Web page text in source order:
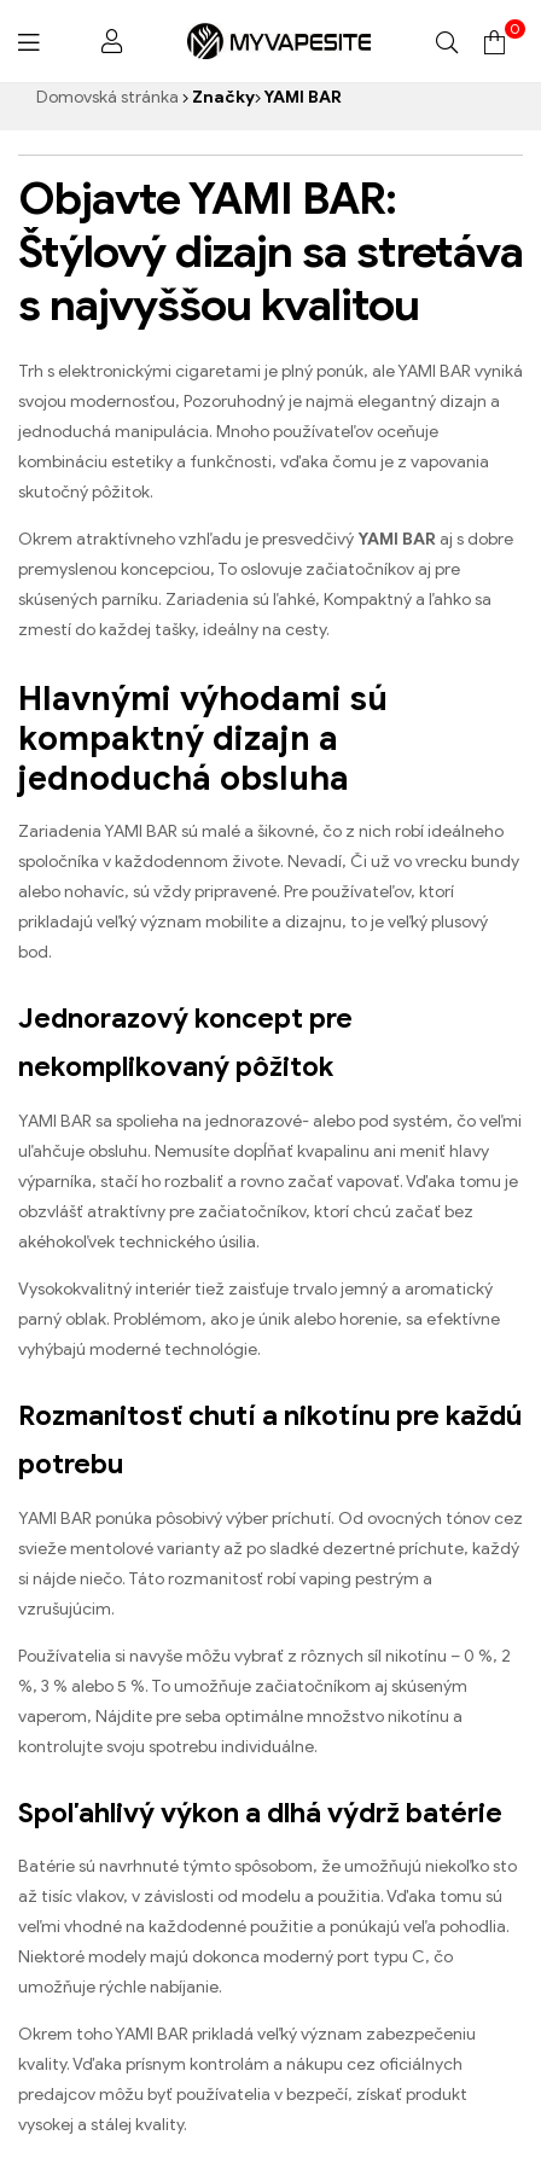
Myvapesite.de
0
Domovská stránka Značky YAMI BAR
Objavte YAMI BAR:
Štýlový dizajn sa stretáva
s najvyššou kvalitou
Trh s elektronickými cigaretami je plný ponúk, ale YAMI BAR vyniká
svojou modernosťou, Pozoruhodný je najmä elegantný dizajn a
jednoduchá manipulácia. Mnoho používateľov oceňuje
kombináciu estetiky a funkčnosti, vďaka čomu je z vapovania
skutočný pôžitok.
Okrem atraktívneho vzhľadu je presvedčivý YAMI BAR aj s dobre
premyslenou koncepciou, To oslovuje začiatočníkov aj pre
skúsených parníku. Zariadenia sú ľahké, Kompaktný a ľahko sa
zmestí do každej tašky, ideálny na cesty.
Hlavnými výhodami sú
kompaktný dizajn a
jednoduchá obsluha
Zariadenia YAMI BAR sú malé a šikovné, čo z nich robí ideálneho
spoločníka v každodennom živote. Nevadí, Či už vo vrecku bundy
alebo nohavíc, sú vždy pripravené. Pre používateľov, ktorí
prikladajú veľký význam mobilite a dizajnu, to je veľký plusový
bod.
Jednorazový koncept pre
nekomplikovaný pôžitok
YAMI BAR sa spolieha na jednorazové- alebo pod systém, čo veľmi
uľahčuje obsluhu. Nemusíte dopĺňať kvapalinu ani meniť hlavy
výparníka, stačí ho rozbaliť a rovno začať vapovať. Vďaka tomu je
obzvlášť atraktívny pre začiatočníkov, ktorí chcú začať bez
akéhokoľvek technického úsilia.
Vysokokvalitný interiér tiež zaisťuje trvalo jemný a aromatický
parný oblak. Problémom, ako je únik alebo horenie, sa efektívne
vyhýbajú moderné technológie.
Rozmanitosť chutí a nikotínu pre každú
potrebu
YAMI BAR ponúka pôsobivý výber príchutí. Od ovocných tónov cez
svieže mentolové varianty až po sladké dezertné príchute, každý
si nájde niečo. Táto rozmanitosť robí vaping pestrým a
vzrušujúcim.
Používatelia si navyše môžu vybrať z rôznych síl nikotínu – 0 %, 2
%, 3 % alebo 5 %. To umožňuje začiatočníkom aj skúseným
vaperom, Nájdite pre seba optimálne množstvo nikotínu a
kontrolujte svoju spotrebu individuálne.
Spoľahlivý výkon a dlhá výdrž batérie
Batérie sú navrhnuté týmto spôsobom, že umožňujú niekoľko sto
až tisíc vlakov, v závislosti od modelu a použitia. Vďaka tomu sú
veľmi vhodné na každodenné použitie a ponúkajú veľa pohodlia.
Niektoré modely majú dokonca moderný port typu C, čo
umožňuje rýchle nabíjanie.
Okrem toho YAMI BAR prikladá veľký význam zabezpečeniu
kvality. Vďaka prísnym kontrolám a nákupu cez oficiálnych
predajcov môžu byť používatelia v bezpečí, získať produkt
vysokej a stálej kvality.